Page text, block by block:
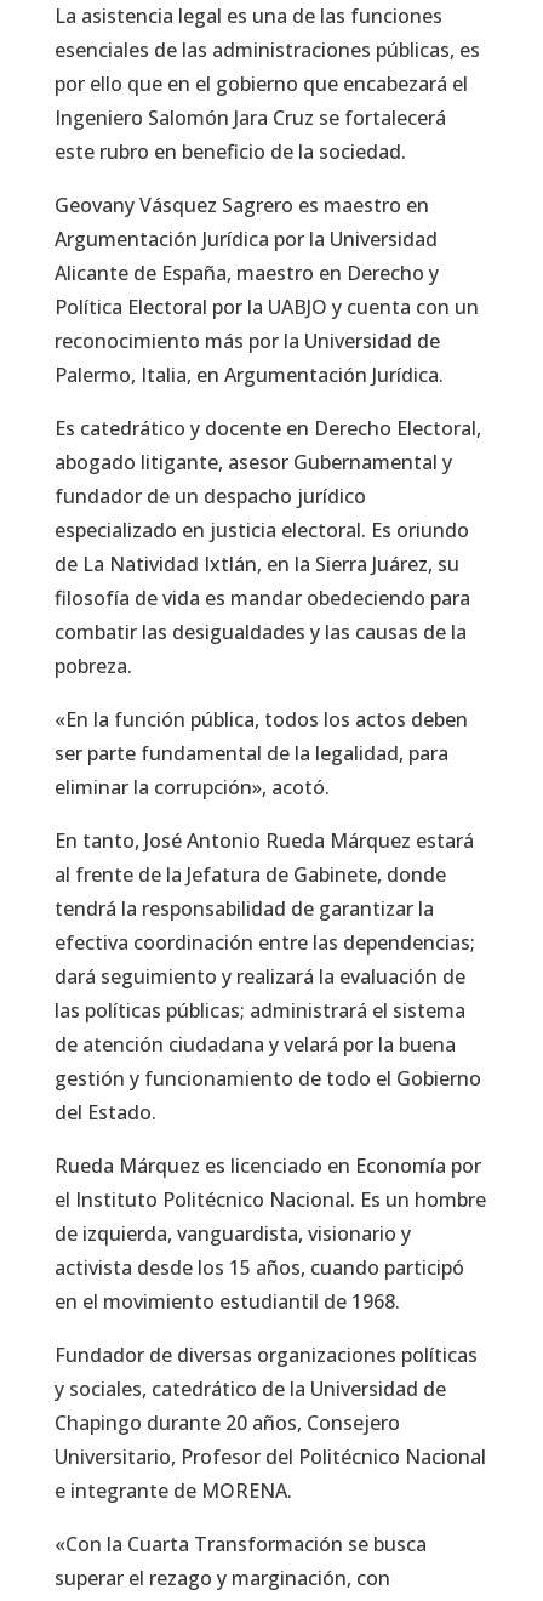
La asistencia legal es una de las funciones
esenciales de las administraciones públicas, es
por ello que en el gobierno que encabezará el
Ingeniero Salomón Jara Cruz se fortalecerá
este rubro en beneficio de la sociedad.
Geovany Vásquez Sagrero es maestro en
Argumentación Jurídica por la Universidad
Alicante de España, maestro en Derecho y
Política Electoral por la UABJO y cuenta con un
reconocimiento más por la Universidad de
Palermo, Italia, en Argumentación Jurídica.
Es catedrático y docente en Derecho Electoral,
abogado litigante, asesor Gubernamental y
fundador de un despacho jurídico
especializado en justicia electoral. Es oriundo
de La Natividad Ixtlán, en la Sierra Juárez, su
filosofía de vida es mandar obedeciendo para
combatir las desigualdades y las causas de la
pobreza.
«En la función pública, todos los actos deben
ser parte fundamental de la legalidad, para
eliminar la corrupción», acotó.
En tanto, José Antonio Rueda Márquez estará
al frente de la Jefatura de Gabinete, donde
tendrá la responsabilidad de garantizar la
efectiva coordinación entre las dependencias;
dará seguimiento y realizará la evaluación de
las políticas públicas; administrará el sistema
de atención ciudadana y velará por la buena
gestión y funcionamiento de todo el Gobierno
del Estado.
Rueda Márquez es licenciado en Economía por
el Instituto Politécnico Nacional. Es un hombre
de izquierda, vanguardista, visionario y
activista desde los 15 años, cuando participó
en el movimiento estudiantil de 1968.
Fundador de diversas organizaciones políticas
y sociales, catedrático de la Universidad de
Chapingo durante 20 años, Consejero
Universitario, Profesor del Politécnico Nacional
e integrante de MORENA.
«Con la Cuarta Transformación se busca
superar el rezago y marginación, con